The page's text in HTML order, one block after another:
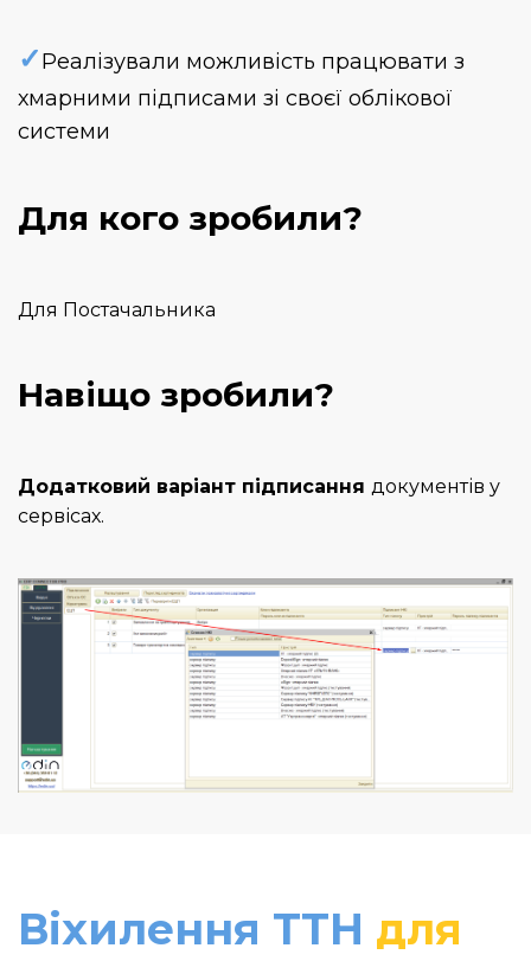
✓Реалізували можливість працювати з
хмарними підписами зі своєї облікової
системи
Для кого зробили?
Для Постачальника
Навіщо зробили?
Додатковий варіант підписання документів у
сервісах.
Віхилення ТТН для